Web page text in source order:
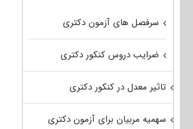
سرفصل های آزمون دکتری
ضرایب دروس کنکور دکتری
تاثیر معدل در کنکور دکتری
سهمیه مربیان برای آزمون دکتری